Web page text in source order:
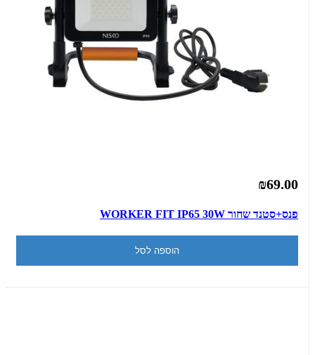
₪69.00
פנס+סטנד שחור WORKER FIT IP65 30W
הוספה לסל